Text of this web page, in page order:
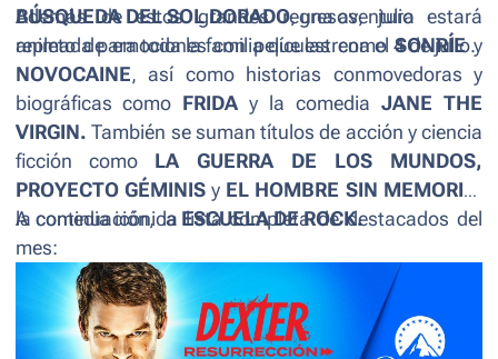
BÚSQUEDA DEL SOL DORADO, una aventura
animada para toda la familia que estrena el 4 de julio.
Además de estos grandes regresos, julio estará
repleto de emociones con películas comoSONRÍEy
NOVOCAINE, así como historias conmovedoras y
biográficas como FRIDA y la comedia JANE THE
VIRGIN. También se suman títulos de acción y ciencia
ficción como
LA GUERRA DE LOS MUNDOS,
PROYECTO GÉMINIS y EL HOMBRE SIN MEMORIA
la comedia icónica ESCUELA DE ROCK.
A continuación, la lista completa de destacados del
mes: